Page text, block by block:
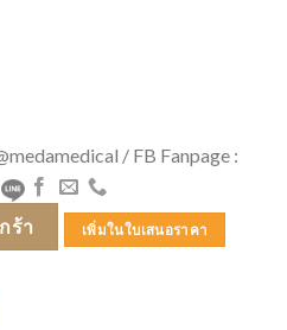
/ FB Fanpage :
ยเดิน GEMINO WALKER ชิ้น
ร้า เพิ่มในใบเสนอราคา